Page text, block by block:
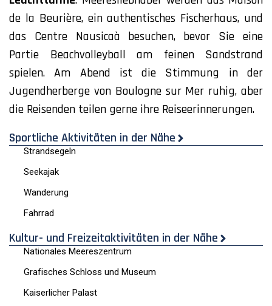
de la Beurière, ein authentisches Fischerhaus, und
das Centre Nausicaà besuchen, bevor Sie eine
Partie Beachvolleyball am feinen Sandstrand
spielen. Am Abend ist die Stimmung in der
Jugendherberge von Boulogne sur Mer ruhig, aber
die Reisenden teilen gerne ihre Reiseerinnerungen.
Sportliche Aktivitäten in der Nähe
Strandsegeln
Seekajak
Wanderung
Fahrrad
Kultur- und Freizeitaktivitäten in der Nähe
Nationales Meereszentrum
Grafisches Schloss und Museum
Kaiserlicher Palast